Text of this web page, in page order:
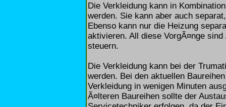
Die Verkleidung kann in
werden. Sie kann aber auch
Ebenso kann nur die Heizung
aktivieren. All diese VorgÃ¤nge
steuern.
Die Verkleidung kann bei der
werden. Bei den aktuellen
Verkleidung in wenigen Minuten
Ã¤lteren Baureihen sollte der